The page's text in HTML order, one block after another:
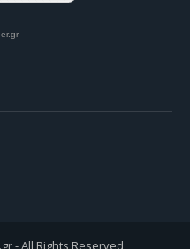
- All Rights Reserved